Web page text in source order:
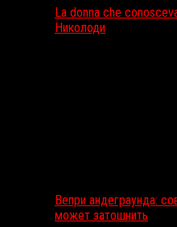
La donna che
Николоди
Вепри андеграунда:
может затошнить